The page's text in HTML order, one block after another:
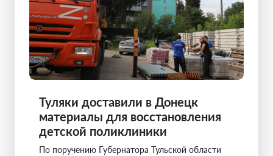
Туляки доставили в Донецк
материалы для восстановления
детской поликлиники
По поручению Губернатора Тульской области